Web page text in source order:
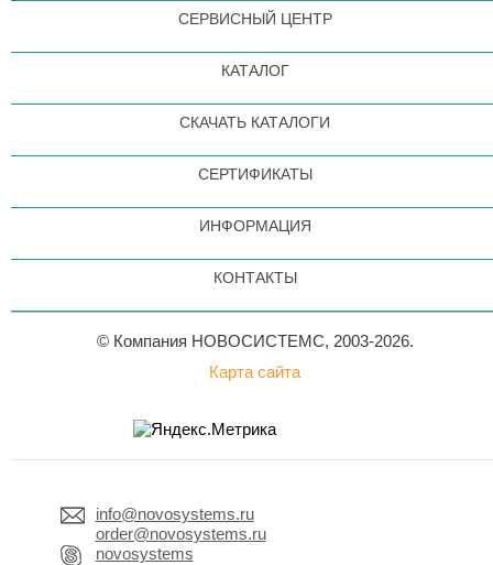
СЕРВИСНЫЙ ЦЕНТР
КАТАЛОГ
СКАЧАТЬ КАТАЛОГИ
СЕРТИФИКАТЫ
ИНФОРМАЦИЯ
КОНТАКТЫ
© Компания НОВОСИСТЕМС, 2003-2026.
Карта сайта
info@novosystems.ru
order@novosystems.ru
novosystems